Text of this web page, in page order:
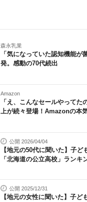
森永乳業
「気になっていた認知機能
発。感動の70代続出
Amazon
「え、こんなセールやってた
上が続々登場！Amazonの本
公開 2026/04/04
【地元の50代に聞いた】子ど
「北海道の公立高校」ランキ
公開 2025/12/31
【地元の女性に聞いた】子ど